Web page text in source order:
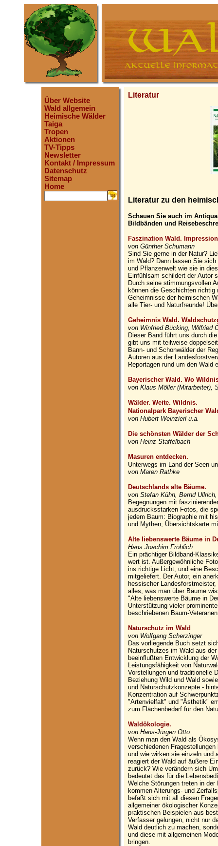
Über Website
Wald allgemein
Heimische Wälder
Taiga
Tropen
Aktionen
TV-Tipps
Newsletter
Kontakt / Impressum
Datenschutz
Sitemap
Home
.
Literatur
Literatur zu den
Schauen Sie auch im
Bildbänden und
Faszination Wald.
von Günther Schumann
Sind Sie gerne in der Natur?
im Wald? Dann lassen Sie
und Pflanzenwelt wie sie in
Einfühlsam schildert der Autor
Durch seine stimmungsvollen
können die Geschichten
Geheimnisse der heimischen
alle Tier- und Naturfreunde!
Geheimnis Wald.
von Winfried Bücking, Wilfried
Dieser Band führt uns durch
gibt uns mit teilweise
Bann- und Schonwälder der
Autoren aus der
Reportagen rund um den Wald
Bayerischer Wald. Wo
von Klaus Möller (Mitarbeiter),
Wälder. Weite. Wildnis.
Nationalpark Bayerischer
von Hubert Weinzierl u.a.
Die schönsten Wälder der
von Heinz Staffelbach
Masuren entdecken.
Unterwegs im Land der Seen
von Maren Rathke
Deutschlands alte Bäume.
von Stefan Kühn, Bernd
Begegnungen mit
ausdrucksstarken Fotos, die
jedem Baum: Biographie mit
und Mythen; Übersichtskarte
Alte liebenswerte Bäume in
Hans Joachim Fröhlich
Ein prächtiger Bildband-
wert ist. Außergewöhnliche
ins richtige Licht, und eine
mitgeliefert. Der Autor, ein
hessischer
alles, was man über Bäume
"Alte liebenswerte Bäume in
Unterstützung vieler
beschriebenen Baum-
Naturschutz im Wald
von Wolfgang Scherzinger
Das vorliegende Buch setzt
Naturschutzes im Wald aus
beeinflußten Entwicklung der
Leistungsfähigkeit von
Vorstellungen und traditionelle
Beziehung Wild und Wald
und Naturschutzkonzepte -
Konzentration auf
"Artenvielfalt" und "Ästhetik"
zum Flächenbedarf für den
Waldökologie.
von Hans-Jürgen Otto
Wenn man den Wald als
verschiedenen
und wie wirken sie einzeln und
reagiert der Wald auf äußere
zurück? Wie verändern sich
bedeutet das für die
Welche Störungen treten in
kommen Alterungs- und
befaßt sich mit all diesen
allgemeiner ökologischer
praktischen Beispielen aus
Verfasser gelungen, nicht nur
Wald deutlich zu machen,
und diese mit allgemeinen
bringen.